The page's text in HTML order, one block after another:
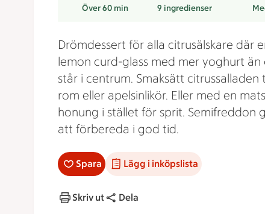
Över 60 min 9ingredienser
Drömdessert för alla citrusälskare där
lemon curd-glass med mer yoghurt än
står i centrum. Smaksätt citrussalladen
rom eller apelsinlikör. Eller med en
honung i stället för sprit. Semifreddon
att förbereda i god tid.
Spara Lägg i inköpslista
Skriv ut Dela